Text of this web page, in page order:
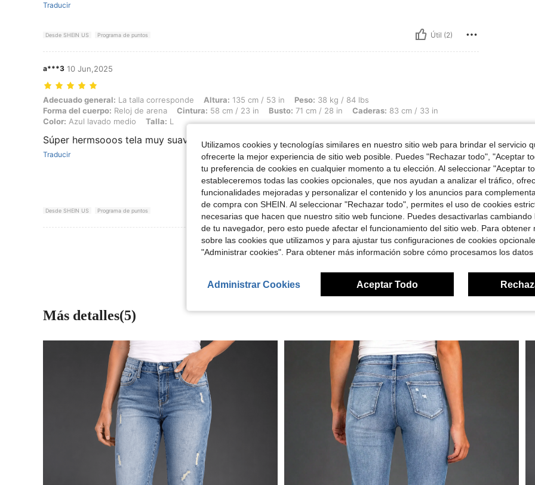
Traducir
Desde SHEIN US Programa de puntos Útil (2)
a***3 10 Jun,2025
Adecuado general: La talla corresponde, Altura: 135 cm / 53 in, Peso: 38 kg / 84 lbs, Forma del cuerpo: Reloj de arena, Cintura: 58 cm / 23 in, Busto:
Adecuado general: La talla corresponde Altura: 135 cm / 53 in Peso: 38 kg / 84 lbs
Forma del cuerpo: Reloj de arena Cintura: 58 cm / 23 in Busto: 71 cm / 28 in Caderas: 83 cm / 33 in
Color: Azul lavado medio Talla: L
Súper hermsooos tela muy suave
Traducir
Desde SHEIN US Programa de puntos Útil (1)
Ver Más Reseñas
Más detalles(5)
Utilizamos cookies y tecnologías similares en nuestro sitio web para brindar el servicio
ofrecerte la mejor experiencia de sitio web posible. Puedes "Rechazar todo", "Aceptar
tu preferencia de cookies en cualquier momento a tu elección. Al seleccionar "Aceptar
estableceremos todas las cookies opcionales, que nos ayudan a analizar el tráfico,
funcionalidades mejoradas y personalizar el contenido y los anuncios para
de compra con SHEIN. Al seleccionar "Rechazar todo", permites el uso de cookies
necesarias que hacen que nuestro sitio web funcione. Puedes desactivarlas cambiando
de tu navegador, pero esto puede afectar el funcionamiento del sitio web. Para obtener
sobre las cookies que utilizamos y para ajustar tus configuraciones de cookies
"Administrar cookies". Para obtener más información sobre cómo procesamos los datos
Administrar Cookies Aceptar Todo